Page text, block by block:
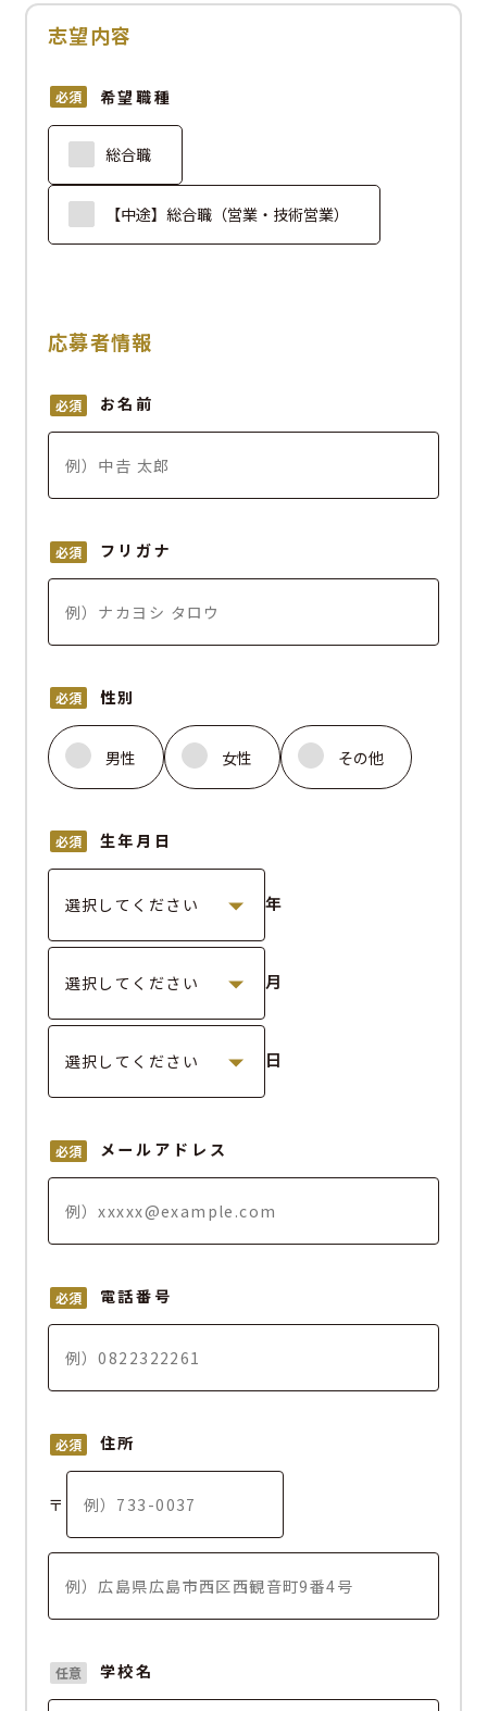
志望内容
必須 希望職種
総合職
【中途】総合職（営業・技術営業）
応募者情報
必須 お名前
必須 フリガナ
必須 性別
男性 女性 その他
必須 生年月日
年
月
日
必須 メールアドレス
必須 電話番号
必須 住所
〒
任意 学校名